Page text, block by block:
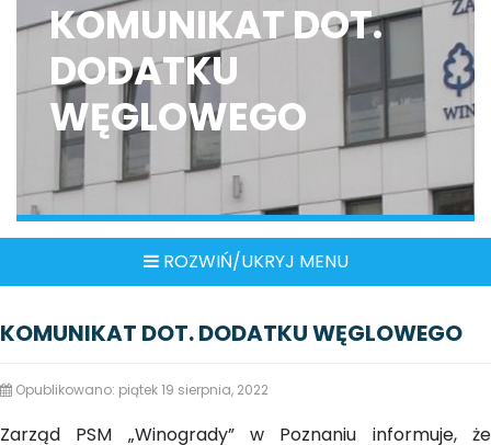
KOMUNIKAT DOT.
DODATKU
WĘGLOWEGO
ROZWIŃ/UKRYJ MENU
KOMUNIKAT DOT. DODATKU WĘGLOWEGO
Opublikowano: piątek 19 sierpnia, 2022
Zarząd PSM „Winogrady” w Poznaniu informuje, że